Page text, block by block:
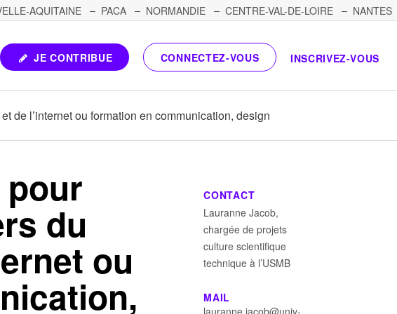
AQUITAINE PACA NORMANDIE CENTRE-VAL-DE-LOIRE
NANTES
JE CONTRIBUE CONNECTEZ-VOUS INSCRIVEZ-VOUS
de l’internet ou formation en communication, design
du
ou
CONTACT
Lauranne Jacob,
chargée de projets
culture scientifique
technique à l’USMB
MAIL
lauranne.jacob@univ-